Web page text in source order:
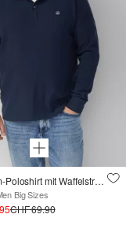
Langarm-Poloshirt mit Waffelstruktur und Logo-Patch
Big Sizes
CHF 69.90